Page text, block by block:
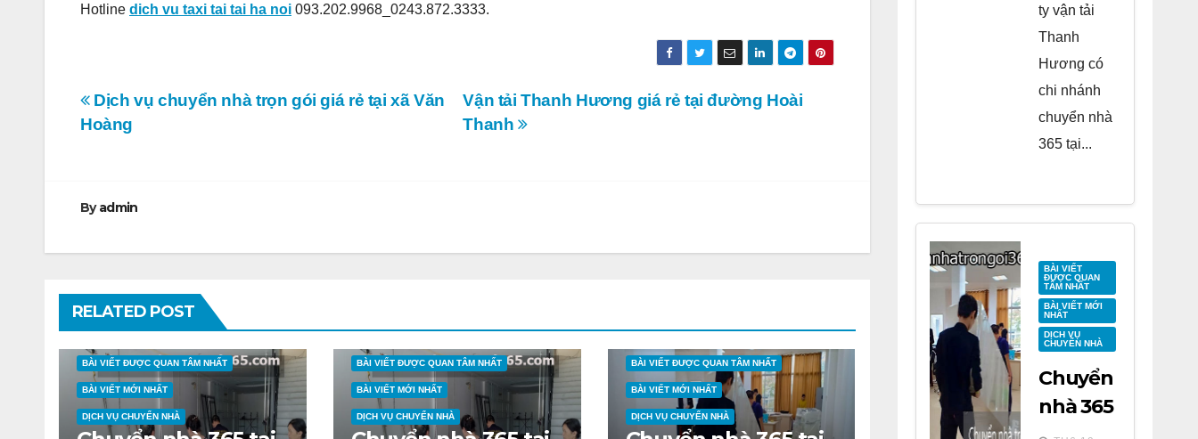
Hotline dich vu taxi tai tai ha noi 093.202.9968_0243.872.3333.
Điều
hướng
viết
Vận tải Thanh Hương giá rẻ tại đường Hoài
Thanh
Dịch vụ chuyển nhà trọn gói giá rẻ tại xã Văn
Hoàng
Byadmin
RELATED POST
BÀI VIẾT ĐƯỢC QUAN TÂM NHẤT
BÀI VIẾT MỚI NHẤT
DỊCH VỤ CHUYỂN NHÀ
BÀI VIẾT ĐƯỢC QUAN TÂM NHẤT
BÀI VIẾT MỚI NHẤT
DỊCH VỤ CHUYỂN NHÀ
BÀI VIẾT ĐƯỢC QUAN TÂM NHẤT
BÀI VIẾT MỚI NHẤT
DỊCH VỤ CHUYỂN NHÀ
ty vận tải
Thanh
Hương có
chi nhánh
chuyển nhà
365 tại...
BÀI VIẾT
ĐƯỢC QUAN
TÂM NHẤT
BÀI VIẾT MỚI
NHẤT
DỊCH VỤ
CHUYỂN NHÀ
Chuyển
nhà 365